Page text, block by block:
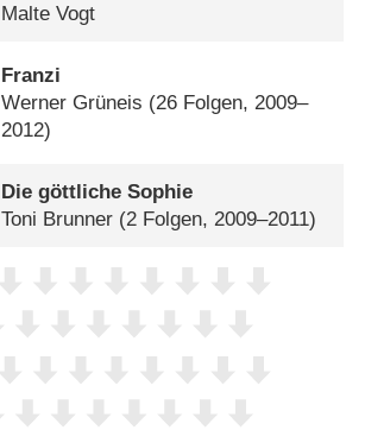
Malte Vogt
Franzi
Werner Grüneis (26 Folgen, 2009–
2012)
Die göttliche Sophie
Toni Brunner (2 Folgen, 2009–2011)